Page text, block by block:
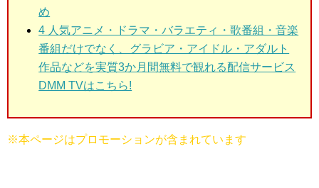
め
4 人気アニメ・ドラマ・バラエティ・歌番組・音楽
番組だけでなく、グラビア・アイドル・アダルト
作品などを実質3か月間無料で観れる配信サービス
DMM TVはこちら!
※本ページはプロモーションが含まれています